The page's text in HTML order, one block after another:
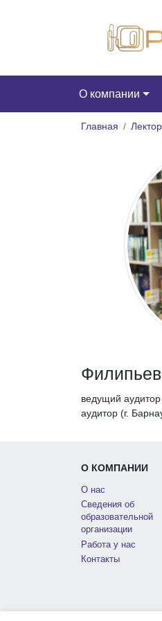
О компании
Главная
ведущий
аудитор (г.
О КОМПАНИИ
О нас
Сведения об
образовательной
организации
Работа у нас
Контакты